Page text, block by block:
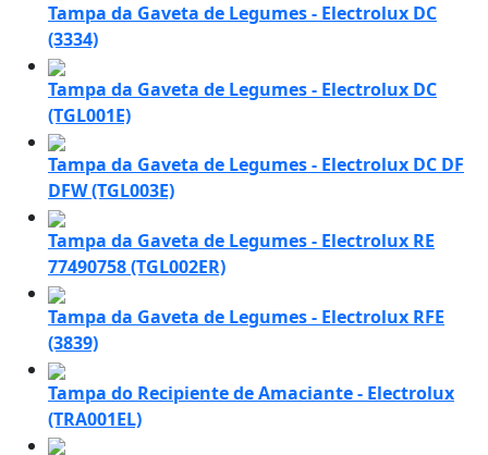
Tampa da Gaveta de Legumes - Electrolux DC
(3334)
Tampa da Gaveta de Legumes - Electrolux DC
(TGL001E)
Tampa da Gaveta de Legumes - Electrolux DC DF
DFW (TGL003E)
Tampa da Gaveta de Legumes - Electrolux RE
77490758 (TGL002ER)
Tampa da Gaveta de Legumes - Electrolux RFE
(3839)
Tampa do Recipiente de Amaciante - Electrolux
(TRA001EL)